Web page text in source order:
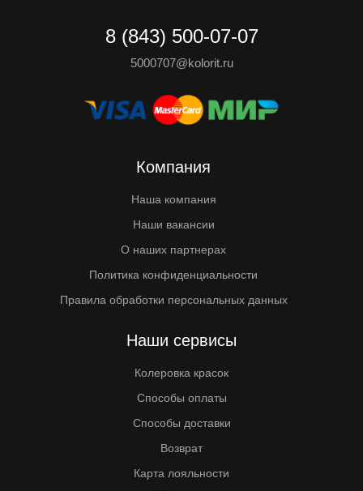
8 (843) 500-07-07
5000707@kolorit.ru
Компания
Наша компания
Наши вакансии
О наших партнерах
Политика конфиденциальности
Правила обработки персональных данных
Наши сервисы
Колеровка красок
Способы оплаты
Способы доставки
Возврат
Карта лояльности